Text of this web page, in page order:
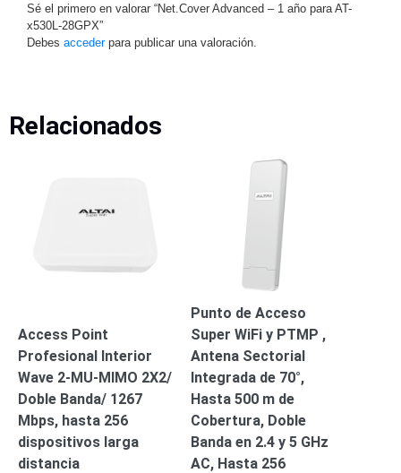
Aplicación Unidades
de Estado
VMS y
Analíticas
Wisenet
CEIBAII /
Body
Cams
AccesoriosBody
Cams
(Portátiles)Cámaras
Móviles
Dash
Cams
Sé el primero en valorar “Net.Cover Advanced – 1 año para AT-
x530L-28GPX”
Debes accederpara publicar una valoración.
Relacionados
Access Point
Profesional Interior
Wave 2-MU-MIMO 2X2/
Doble Banda/ 1267
Mbps, hasta 256
dispositivos larga
distancia
Punto de Acceso
Super WiFi y PTMP ,
Antena Sectorial
Integrada de 70°,
Hasta 500 m de
Cobertura, Doble
Banda en 2.4 y 5 GHz
AC, Hasta 256